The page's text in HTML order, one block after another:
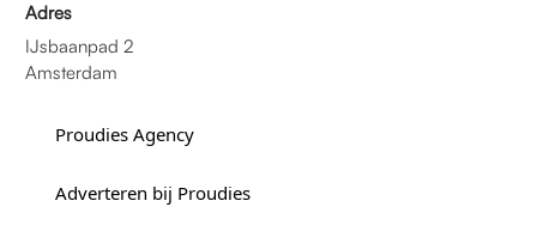
Adres
IJsbaanpad 2
Amsterdam
Proudies Agency
Adverteren bij Proudies